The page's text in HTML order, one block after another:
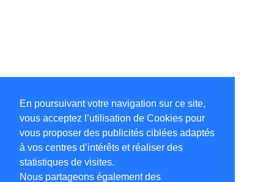
En poursuivant votre navigation sur ce site,
vous acceptez l’utilisation de Cookies pour
vous proposer des publicités ciblées adaptés
à vos centres d’intérêts et réaliser des
statistiques de visites.
Nous partageons également des